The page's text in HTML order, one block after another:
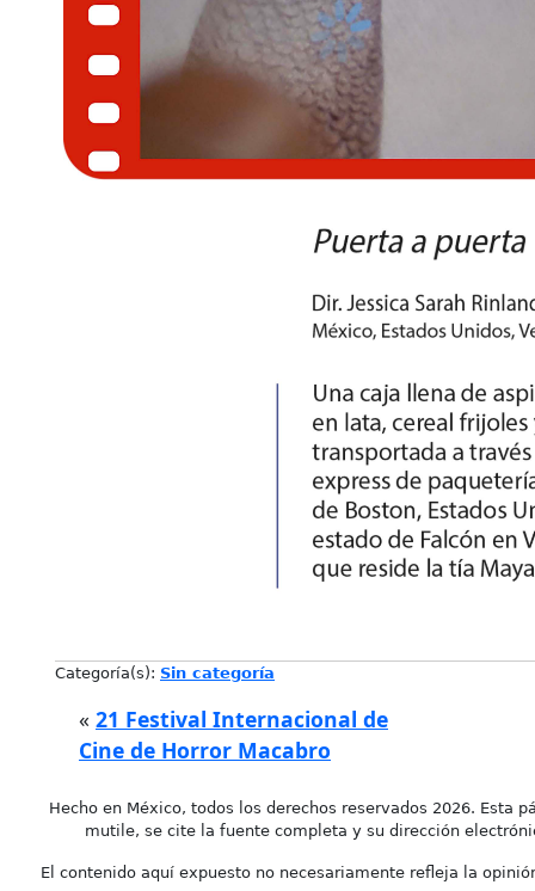
Categoría(s): Sin categoría
« 21 Festival Internacional de
Cine de Horror Macabro
Hecho en México, todos los derechos reservados 2026. Esta
mutile, se cite la fuente completa y su dirección
El contenido aquí expuesto no necesariamente refleja la